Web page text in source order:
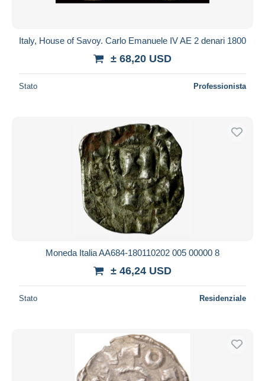
Italy, House of Savoy. Carlo Emanuele IV AE 2 denari 1800
± 68,20 USD
Stato Professionista
Moneda Italia AA684-180110202 005 00000 8
± 46,24 USD
Stato Residenziale